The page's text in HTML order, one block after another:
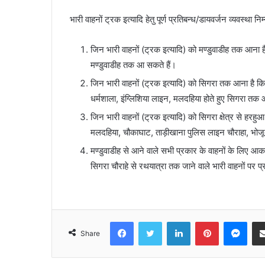
भारी वाहनों ट्रक इत्यादि हेतु पूर्ण प्रतिबन्ध/डायवर्जन व्यवस्था
जिन भारी वाहनों (ट्रक इत्यादि) को मण्डुवाडीह तक
मण्डुवाडीह तक आ सकते हैं।
जिन भारी वाहनों (ट्रक इत्यादि) को सिगरा तक आना है
धर्मशाला, इंग्लिशिया लाइन, मलदहिया होते हुए सिगरा
जिन भारी वाहनों (ट्रक इत्यादि) को सिगरा क्षेत्र से
मलदहिया, चौकाघाट, ताड़ीखाना पुलिस लाइन चौराहा,
मण्डुवाडीह से आने वाले सभी प्रकार के वाहनों के लिए
सिगरा चौराहे से रथयात्रा तक जाने वाले भारी वाहनों पर
Share
FacebookTwitter LinkedInPinterest